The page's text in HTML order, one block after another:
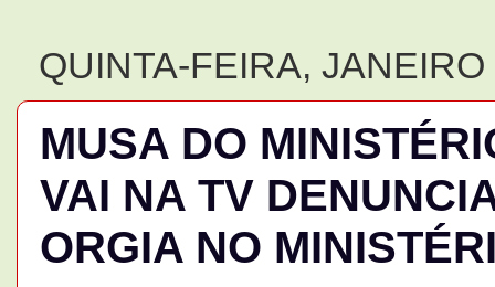
QUINTA-FEIRA,
MUSA DO
VAI NA TV
ORGIA NO